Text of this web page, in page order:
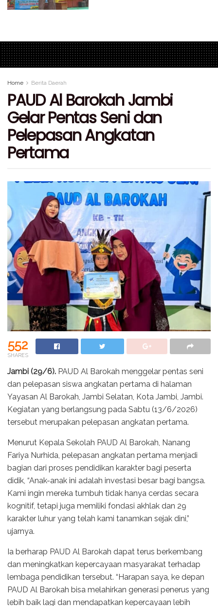
Home Berita Daerah
PAUD Al Barokah Jambi
Gelar Pentas Seni dan
Pelepasan Angkatan
Pertama
552
SHARES
Jambi (29/6). PAUD Al Barokah menggelar pentas seni
dan pelepasan siswa angkatan pertama di halaman
Yayasan Al Barokah, Jambi Selatan, Kota Jambi, Jambi.
Kegiatan yang berlangsung pada Sabtu (13/6/2026)
tersebut merupakan pelepasan angkatan pertama.
Menurut Kepala Sekolah PAUD Al Barokah, Nanang
Fariya Nurhida, pelepasan angkatan pertama menjadi
bagian dari proses pendidikan karakter bagi peserta
didik, “Anak-anak ini adalah investasi besar bagi bangsa.
Kami ingin mereka tumbuh tidak hanya cerdas secara
kognitif, tetapi juga memiliki fondasi akhlak dan 29
karakter luhur yang telah kami tanamkan sejak dini,”
ujarnya.
Ia berharap PAUD Al Barokah dapat terus berkembang
dan meningkatkan kepercayaan masyarakat terhadap
lembaga pendidikan tersebut. “Harapan saya, ke depan
PAUD Al Barokah bisa melahirkan generasi penerus yang
lebih baik lagi dan mendapatkan kepercayaan lebih